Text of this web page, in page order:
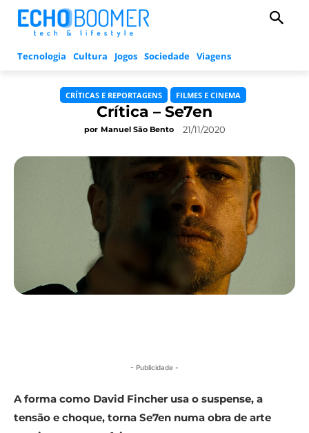
Tecnologia Cultura Jogos Sociedade Viagens
CRÍTICAS E REPORTAGENS FILMES E CINEMA
Crítica – Se7en
por Manuel São Bento 21/11/2020
- Publicidade -
A forma como David Fincher usa o suspense, a
tensão e choque, torna Se7en numa obra de arte